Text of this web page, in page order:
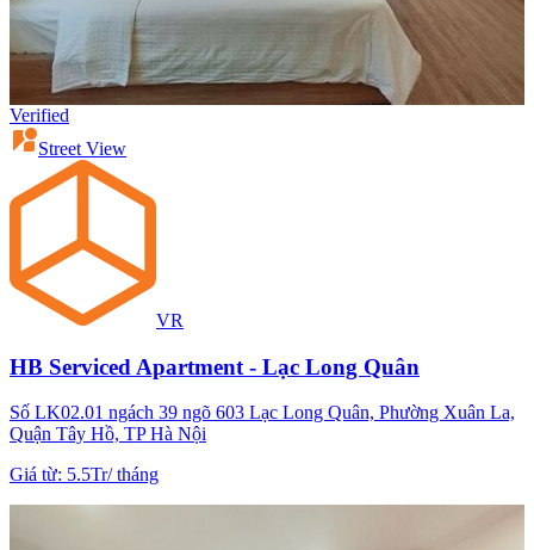
Verified
Street View
VR
HB Serviced Apartment - Lạc Long Quân
Số LK02.01 ngách 39 ngõ 603 Lạc Long Quân, Phường Xuân La,
Quận Tây Hồ, TP Hà Nội
Giá từ: 5.5Tr/tháng